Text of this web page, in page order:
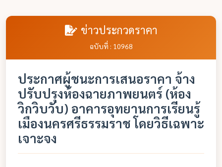
ข่าวประกวดราคา
ฉบับที่ : 10968
ประกาศผู้ชนะการเสนอราคา จ้าง
ปรับปรุงห้องฉายภาพยนตร์ (ห้อง
วิกวิบวับ) อาคารอุทยานการเรียนรู้
เมืองนครศรีธรรมราช โดยวิธีเฉพาะ
เจาะจง